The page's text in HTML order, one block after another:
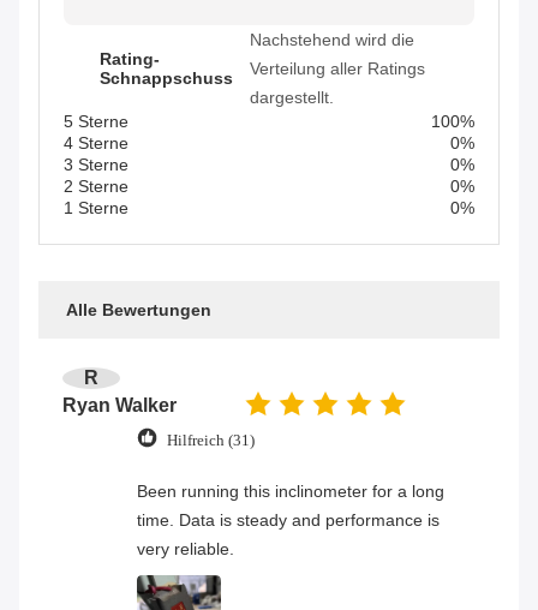
Rating-
Schnappschuss
Nachstehend wird die
Verteilung aller Ratings
dargestellt.
5 Sterne
100%
4 Sterne
0%
3 Sterne
0%
2 Sterne
0%
1 Sterne
0%
Alle Bewertungen
R
Ryan Walker
Hilfreich (31)
Been running this inclinometer for a long
time. Data is steady and performance is
very reliable.